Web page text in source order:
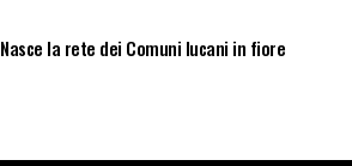
Nasce la rete dei Comuni lucani in fiore